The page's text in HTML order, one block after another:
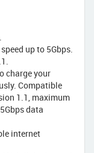
up to 5Gbps.
charge your
Compatible
1.1, maximum
data
internet